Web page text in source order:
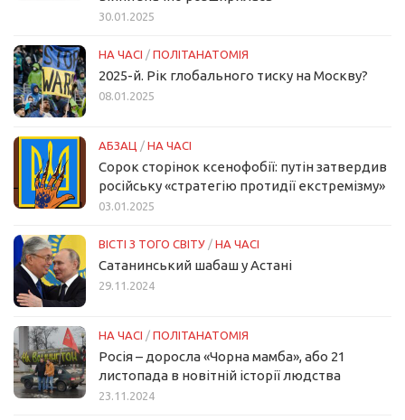
30.01.2025
НА ЧАСІ / ПОЛІТАНАТОМІЯ
2025-й. Рік глобального тиску на Москву?
08.01.2025
АБЗАЦ / НА ЧАСІ
Сорок сторінок ксенофобії: путін затвердив
російську «стратегію протидії екстремізму»
03.01.2025
ВІСТІ З ТОГО СВІТУ / НА ЧАСІ
Сатанинський шабаш у Астані
29.11.2024
НА ЧАСІ / ПОЛІТАНАТОМІЯ
Росія – доросла «Чорна мамба», або 21
листопада в новітній історії людства
23.11.2024